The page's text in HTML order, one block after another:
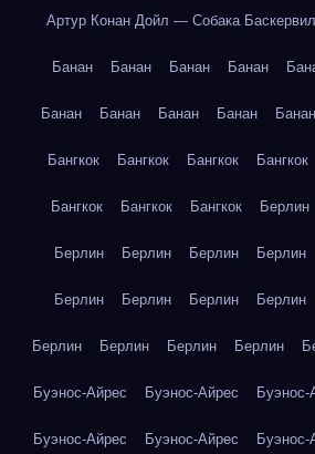
Артур Конан Дойл — Собака
Банан Банан Банан Банан
Банан Банан Банан Банан Банан
Бангкок Бангкок Бангкок Бангкок
Бангкок Бангкок Бангкок Берлин
Берлин Берлин Берлин Берлин
Берлин Берлин Берлин Берлин
Берлин Берлин Берлин Берлин
Буэнос-Айрес Буэнос-Айрес Буэнос-
Буэнос-Айрес Буэнос-Айрес Буэнос-